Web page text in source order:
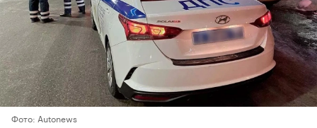
Фото: Autonews